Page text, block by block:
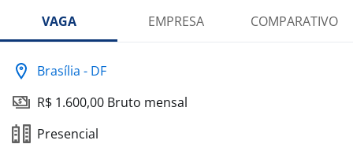
VAGA EMPRESA COMPARATIVO
Brasília - DF
R$ 1.600,00 Bruto mensal
Presencial